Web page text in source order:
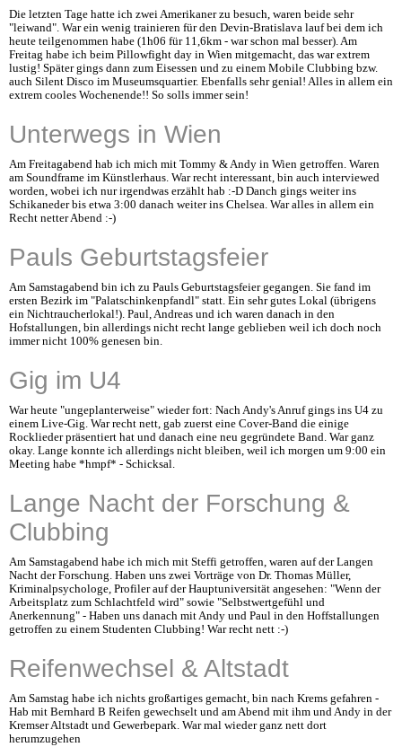
Die letzten Tage hatte ich zwei Amerikaner zu besuch, waren beide sehr
"leiwand". War ein wenig trainieren für den Devin-Bratislava lauf bei dem ich
heute teilgenommen habe (1h06 für 11,6km - war schon mal besser). Am
Freitag habe ich beim Pillowfight day in Wien mitgemacht, das war extrem
lustig! Später gings dann zum Eisessen und zu einem Mobile Clubbing bzw.
auch Silent Disco im Museumsquartier. Ebenfalls sehr genial! Alles in allem ein
extrem cooles Wochenende!! So solls immer sein!
Unterwegs in Wien
Am Freitagabend hab ich mich mit Tommy & Andy in Wien getroffen. Waren
am Soundframe im Künstlerhaus. War recht interessant, bin auch interviewed
worden, wobei ich nur irgendwas erzählt hab :-D Danch gings weiter ins
Schikaneder bis etwa 3:00 danach weiter ins Chelsea. War alles in allem ein
Recht netter Abend :-)
Pauls Geburtstagsfeier
Am Samstagabend bin ich zu Pauls Geburtstagsfeier gegangen. Sie fand im
ersten Bezirk im "Palatschinkenpfandl" statt. Ein sehr gutes Lokal (übrigens
ein Nichtraucherlokal!). Paul, Andreas und ich waren danach in den
Hofstallungen, bin allerdings nicht recht lange geblieben weil ich doch noch
immer nicht 100% genesen bin.
Gig im U4
War heute "ungeplanterweise" wieder fort: Nach Andy's Anruf gings ins U4 zu
einem Live-Gig. War recht nett, gab zuerst eine Cover-Band die einige
Rocklieder präsentiert hat und danach eine neu gegründete Band. War ganz
okay. Lange konnte ich allerdings nicht bleiben, weil ich morgen um 9:00 ein
Meeting habe *hmpf* - Schicksal.
Lange Nacht der Forschung &
Clubbing
Am Samstagabend habe ich mich mit Steffi getroffen, waren auf der Langen
Nacht der Forschung. Haben uns zwei Vorträge von Dr. Thomas Müller,
Kriminalpsychologe, Profiler auf der Hauptuniversität angesehen: "Wenn der
Arbeitsplatz zum Schlachtfeld wird" sowie "Selbstwertgefühl und
Anerkennung" - Haben uns danach mit Andy und Paul in den Hoffstallungen
getroffen zu einem Studenten Clubbing! War recht nett :-)
Reifenwechsel & Altstadt
Am Samstag habe ich nichts großartiges gemacht, bin nach Krems gefahren -
Hab mit Bernhard B Reifen gewechselt und am Abend mit ihm und Andy in der
Kremser Altstadt und Gewerbepark. War mal wieder ganz nett dort
herumzugehen